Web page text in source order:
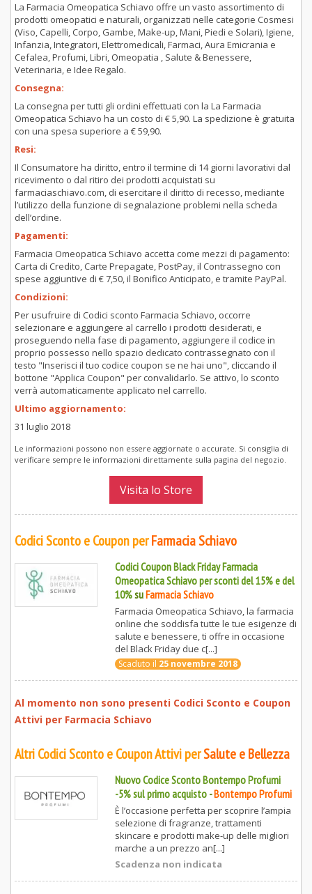
La Farmacia Omeopatica Schiavo offre un vasto assortimento di
prodotti omeopatici e naturali, organizzati nelle categorie Cosmesi
(Viso, Capelli, Corpo, Gambe, Make-up, Mani, Piedi e Solari), Igiene,
Infanzia, Integratori, Elettromedicali, Farmaci, Aura Emicrania e
Cefalea, Profumi, Libri, Omeopatia , Salute & Benessere,
Veterinaria, e Idee Regalo.
Consegna:
La consegna per tutti gli ordini effettuati con la La Farmacia
Omeopatica Schiavo ha un costo di € 5,90. La spedizione è gratuita
con una spesa superiore a € 59,90.
Resi:
Il Consumatore ha diritto, entro il termine di 14 giorni lavorativi dal
ricevimento o dal ritiro dei prodotti acquistati su
farmaciaschiavo.com, di esercitare il diritto di recesso, mediante
l’utilizzo della funzione di segnalazione problemi nella scheda
dell’ordine.
Pagamenti:
Farmacia Omeopatica Schiavo accetta come mezzi di pagamento:
Carta di Credito, Carte Prepagate, PostPay, il Contrassegno con
spese aggiuntive di € 7,50, il Bonifico Anticipato, e tramite PayPal.
Condizioni:
Per usufruire di Codici sconto Farmacia Schiavo, occorre
selezionare e aggiungere al carrello i prodotti desiderati, e
proseguendo nella fase di pagamento, aggiungere il codice in
proprio possesso nello spazio dedicato contrassegnato con il
testo "Inserisci il tuo codice coupon se ne hai uno", cliccando il
bottone "Applica Coupon" per convalidarlo. Se attivo, lo sconto
verrà automaticamente applicato nel carrello.
Ultimo aggiornamento:
31 luglio 2018
Le informazioni possono non essere aggiornate o accurate. Si consiglia di
verificare sempre le informazioni direttamente sulla pagina del negozio.
Visita lo Store
Codici Sconto e Coupon perFarmacia Schiavo
Codici Coupon Black Friday Farmacia
Omeopatica Schiavo per sconti del 15% e del
10%suFarmacia Schiavo
Farmacia Omeopatica Schiavo, la farmacia
online che soddisfa tutte le tue esigenze di
salute e benessere, ti offre in occasione
del Black Friday due c[...]
Scaduto il 25 novembre 2018
Al momento non sono presenti Codici Sconto e Coupon
Attivi per Farmacia Schiavo
Altri Codici Sconto e Coupon Attivi perSalute e Bellezza
Nuovo Codice Sconto Bontempo Profumi
-5% sul primo acquisto-Bontempo Profumi
È l’occasione perfetta per scoprire l’ampia
selezione di fragranze, trattamenti
skincare e prodotti make-up delle migliori
marche a un prezzo an[...]
Scadenza non indicata